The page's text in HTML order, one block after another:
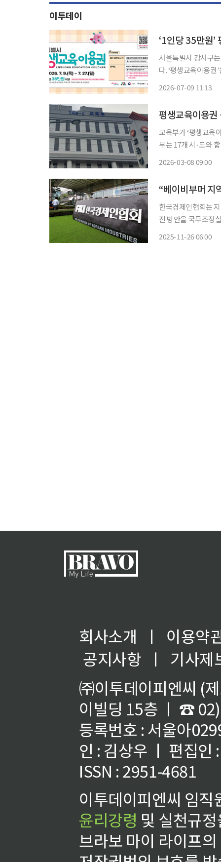
이투데이
서울특별시 강서구
다. ‘평생교육이용권’은 주민의 평생 학습권을 보장하고 역량 개발을 지원하기 위해 교육 강좌
2026-07-09 11:13
평생교육이용
교육부가 ‘평생교육
부는 17개 시·도와
2026-03-08 09:00
“베이비부머 지
한국경제인협회는
진 방안을 국무조정실 등 정부에
2025-11-26 06:00
회사소개 ㅣ
이용약
공지사항
ㅣ
기사제
㈜이투데이피엔씨 (
이빌딩 15층 ㅣ ☎
등록번호 : 서울아
인 : 김상우 ㅣ 편집인
ISSN : 2951-4681
이투데이피엔씨 임
윤리강령 및 실천규
브라보 마이 라이프